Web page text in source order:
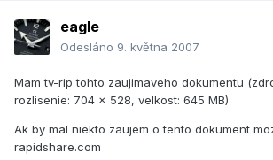
eagle
Odesláno 9. května 2007
Mam tv-rip tohto zaujimaveho dokumentu
rozlisenie: 704 x 528, velkost: 645 MB)
Ak by mal niekto zaujem o tento dokument
rapidshare.com